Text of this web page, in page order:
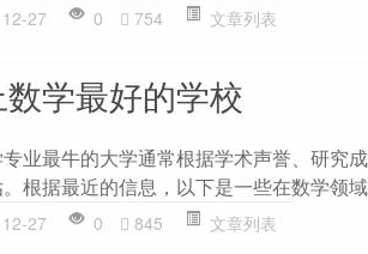
12-27 0 754 文章列表
学最好的学校
业最牛的大学通常根据学术声誉、研究
根据最近的信息，以下是一些在数学领
12-27 0 845 文章列表